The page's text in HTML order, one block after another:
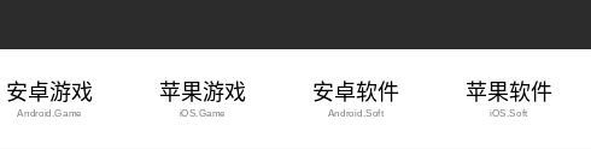
安卓游戏
Android.Game
苹果游戏
iOS.Game
安卓软件
Android.Soft
苹果软件
iOS.Soft